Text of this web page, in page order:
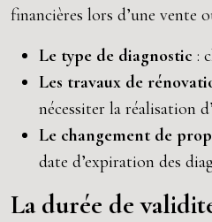
financières lors d’une vente
Le type de diagnostic :
Les travaux de
nécessiter la réalisation
Le changement de
date d’expiration des
La durée de